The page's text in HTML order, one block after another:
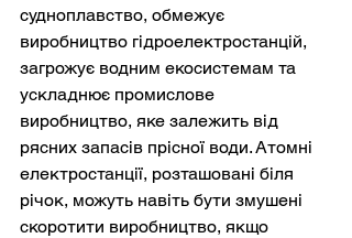
судноплавство, обмежує
виробництво гідроелектростанцій,
загрожує водним екосистемам та
ускладнює промислове
виробництво, яке залежить від
рясних запасів прісної води. Атомні
електростанції, розташовані біля
річок, можуть навіть бути змушені
скоротити виробництво, якщо